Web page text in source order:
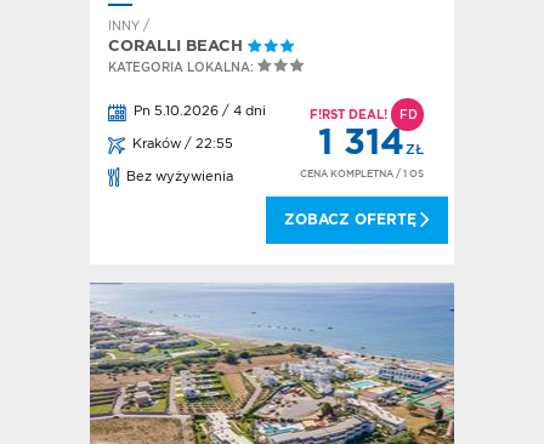
INNY /
CORALLI BEACH
KATEGORIA LOKALNA:
Pn 5.10.2026 / 4 dni
Kraków / 22:55
Bez wyżywienia
F!RST DEAL! FD
1 314ZŁ
CENA KOMPLETNA / 1 OS
ZOBACZ OFERTĘ